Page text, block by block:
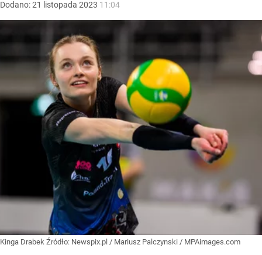
Dodano:21 listopada 2023 11:04
Kinga Drabek Źródło: Newspix.pl / Mariusz Palczynski / MPAimages.com